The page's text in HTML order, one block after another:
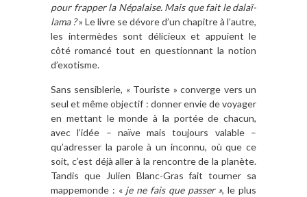
pour frapper la Népalaise. Mais que fait le dalaï-
lama ?» Le livre se dévore d’un chapitre à l’autre,
les intermèdes sont délicieux et appuient le
côté romancé tout en questionnant la notion
d’exotisme.
Sans sensiblerie, « Touriste » converge vers un
seul et même objectif : donner envie de voyager
en mettant le monde à la portée de chacun,
avec l’idée – naïve mais toujours valable –
qu’adresser la parole à un inconnu, où que ce
soit, c’est déjà aller à la rencontre de la planète.
Tandis que Julien Blanc-Gras fait tourner sa
mappemonde : « je ne fais que passer », le plus